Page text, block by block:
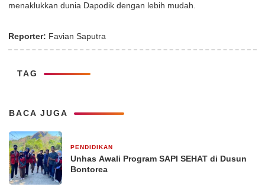
menaklukkan dunia Dapodik dengan lebih mudah.
Reporter: Favian Saputra
TAG
BACA JUGA
PENDIDIKAN
Unhas Awali Program SAPI SEHAT di Dusun
Bontorea